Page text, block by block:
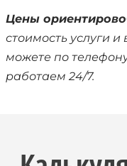
Цены
стоимость услуги
можете по
работаем 24/7.